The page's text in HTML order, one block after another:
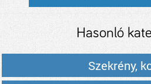
Hasonló
Szekrény,